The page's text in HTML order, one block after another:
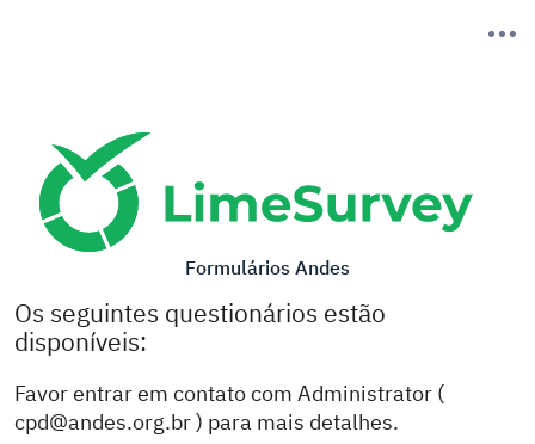
Formulários Andes
Os seguintes questionários estão
disponíveis:
Favor entrar em contato com Administrator (
cpd@andes.org.br ) para mais detalhes.